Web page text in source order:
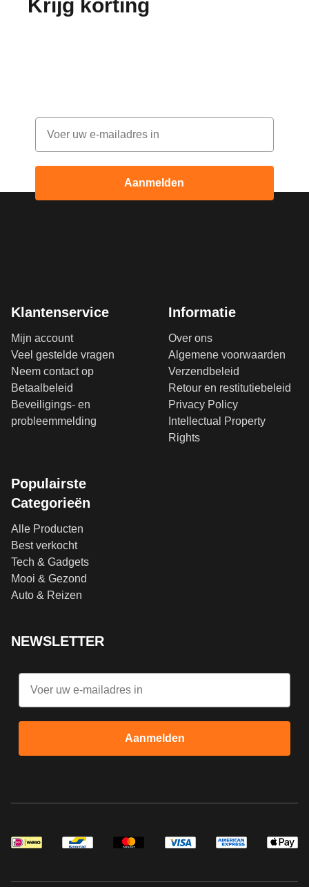
Krijg korting
Email
Aanmelden
Klantenservice
Mijn account
Veel gestelde vragen
Neem contact op
Betaalbeleid
Beveiligings- en
probleemmelding
Informatie
Over ons
Algemene voorwaarden
Verzendbeleid
Retour en restitutiebeleid
Privacy Policy
Intellectual Property
Rights
Populairste
Categorieën
Alle Producten
Best verkocht
Tech & Gadgets
Mooi & Gezond
Auto & Reizen
NEWSLETTER
Email
Aanmelden